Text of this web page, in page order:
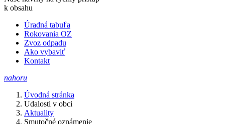
k obsahu
Úradná tabuľa
Rokovania OZ
Zvoz odpadu
Ako vybaviť
Kontakt
nahoru
Úvodná stránka
Udalosti v obci
Aktuality
Smutočné oznámenie